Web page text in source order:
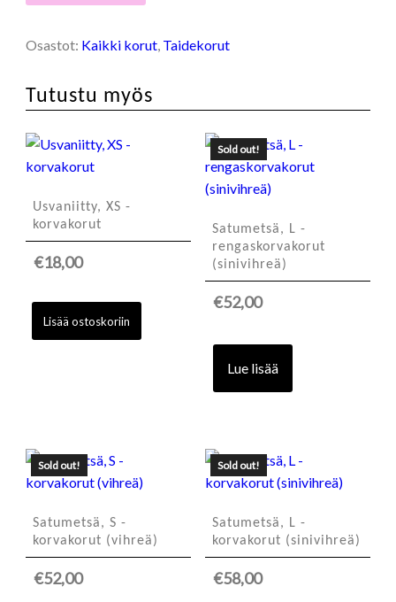
rengaskorvakorut
määrä
Osastot: Kaikki korut, Taidekorut
Tutustu myös
Usvaniitty, XS -
korvakorut
€18,00
Lisää ostoskoriin
Sold out!
Satumetsä, L -
rengaskorvakorut
(sinivihreä)
€52,00
Lue lisää
Sold out!
Satumetsä, S -
korvakorut (vihreä)
€52,00
Sold out!
Satumetsä, L -
korvakorut (sinivihreä)
€58,00